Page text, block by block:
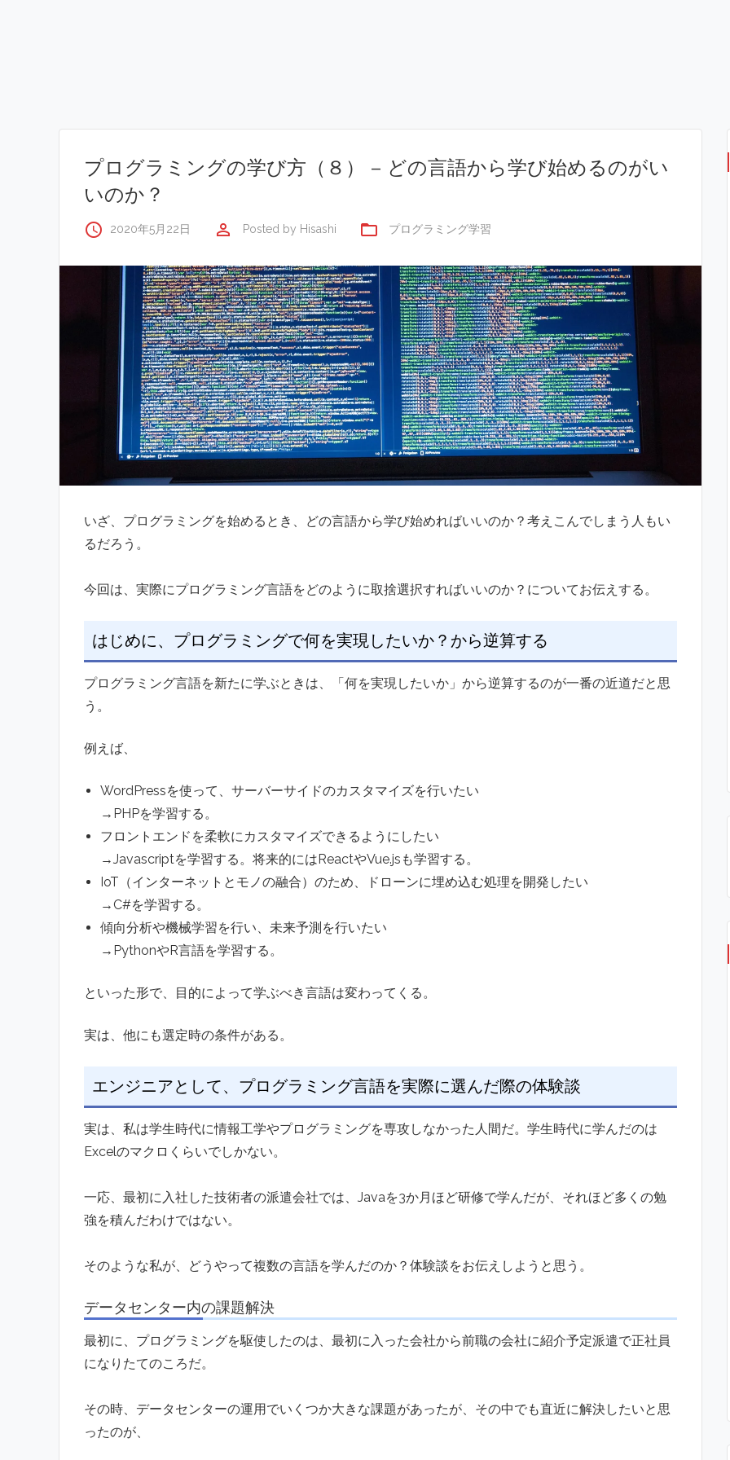
プログラミングの学び方（８） – どの言語から学び始めるのがい
いのか？
access_time 2020年5月22日 perm_identity Posted by Hisashi folder_open プログラミング学習
いざ、プログラミングを始めるとき、どの言語から学び始めればいいのか？考えこんでしまう人もい
るだろう。
今回は、実際にプログラミング言語をどのように取捨選択すればいいのか？についてお伝えする。
はじめに、プログラミングで何を実現したいか？から逆算する
プログラミング言語を新たに学ぶときは、「何を実現したいか」から逆算するのが一番の近道だと思
う。
例えば、
WordPressを使って、サーバーサイドのカスタマイズを行いたい
→PHPを学習する。
フロントエンドを柔軟にカスタマイズできるようにしたい
→Javascriptを学習する。将来的にはReactやVue.jsも学習する。
IoT（インターネットとモノの融合）のため、ドローンに埋め込む処理を開発したい
→C#を学習する。
傾向分析や機械学習を行い、未来予測を行いたい
→PythonやR言語を学習する。
といった形で、目的によって学ぶべき言語は変わってくる。
実は、他にも選定時の条件がある。
エンジニアとして、プログラミング言語を実際に選んだ際の体験談
実は、私は学生時代に情報工学やプログラミングを専攻しなかった人間だ。学生時代に学んだのは
Excelのマクロくらいでしかない。
一応、最初に入社した技術者の派遣会社では、Javaを3か月ほど研修で学んだが、それほど多くの勉
強を積んだわけではない。
そのような私が、どうやって複数の言語を学んだのか？体験談をお伝えしようと思う。
データセンター内の課題解決
最初に、プログラミングを駆使したのは、最初に入った会社から前職の会社に紹介予定派遣で正社員
になりたてのころだ。
その時、データセンターの運用でいくつか大きな課題があったが、その中でも直近に解決したいと思
ったのが、